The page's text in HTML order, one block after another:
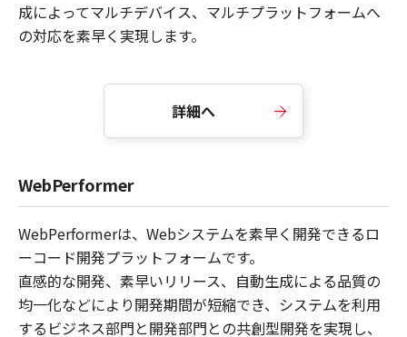
成によってマルチデバイス、マルチプラットフォームへ
の対応を素早く実現します。
詳細へ
WebPerformer
WebPerformerは、Webシステムを素早く開発できるロ
ーコード開発プラットフォームです。
直感的な開発、素早いリリース、自動生成による品質の
均一化などにより開発期間が短縮でき、システムを利用
するビジネス部門と開発部門との共創型開発を実現し、